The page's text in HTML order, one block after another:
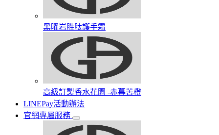
黑曜岩胜肽護手霜​
高級訂製香水花園​ -赤暮苦橙
LINEPay活動辦法
官網專屬服務